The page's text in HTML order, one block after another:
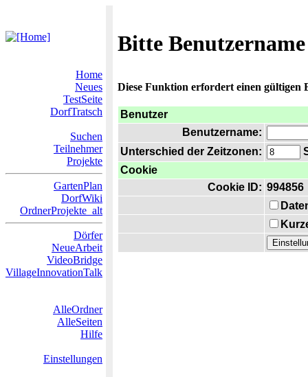
Bitte
Home
Neues
TestSeite
DorfTratsch
Suchen
Teilnehmer
Projekte
GartenPlan
DorfWiki
OrdnerProjekte_alt
Dörfer
NeueArbeit
VideoBridge
VillageInnovationTalk
AlleOrdner
AlleSeiten
Hilfe
Einstellungen
Diese Funktion erfordert einen gültigen
Benutzer
Benutzername:
Unterschied der Zeitzonen:
Cookie
Cookie ID: 994856